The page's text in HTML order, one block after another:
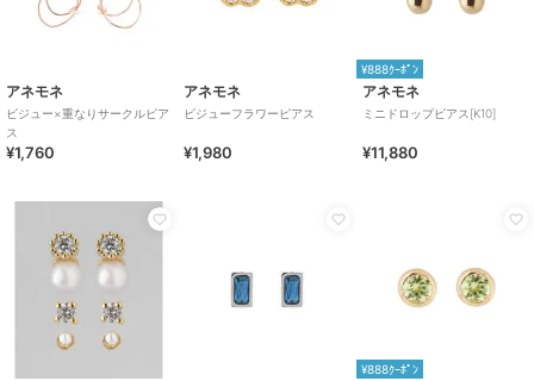
アネモネ
ビジュー×重なりサークルピア
ス
¥1,760
アネモネ
ビジューフラワーピアス
¥1,980
¥888ｸｰﾎﾟﾝ
アネモネ
ミニドロップピアス[K10]
¥11,880
¥888ｸｰﾎﾟﾝ